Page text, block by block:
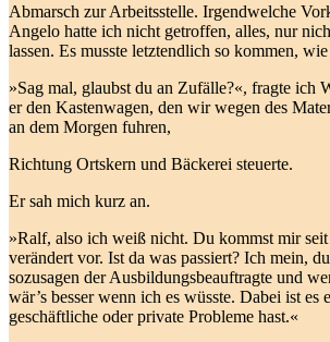
Abmarsch zur Arbeitsstelle. Irgendwelche
Angelo hatte ich nicht getroffen, alles, nur
lassen. Es musste letztendlich so kommen,
»Sag mal, glaubst du an Zufälle?«, fragte ich
er den Kastenwagen, den wir wegen des
an dem Morgen fuhren,
Richtung Ortskern und Bäckerei steuerte.
Er sah mich kurz an.
»Ralf, also ich weiß nicht. Du kommst mir
verändert vor. Ist da was passiert? Ich mein,
sozusagen der Ausbildungsbeauftragte und
wär’s besser wenn ich es wüsste. Dabei ist es
geschäftliche oder private Probleme hast.«